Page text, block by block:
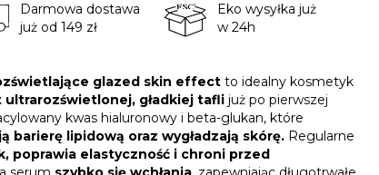
Darmowa dostawa
już od 149 zł
Eko wysyłka już
w 24h
glazed skin effect to idealny kosmetyk
gładkiej tafli już po pierwszej
kwas hialuronowy i beta-glukan, które
barierę lipidową oraz wygładzają skórę. Regularne
poprawia elastyczność i chroni przed